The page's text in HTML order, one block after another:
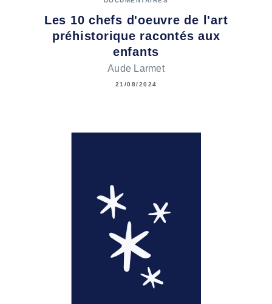
Les 10 chefs d'oeuvre de l'art
préhistorique racontés aux
enfants
Aude Larmet
21/08/2024